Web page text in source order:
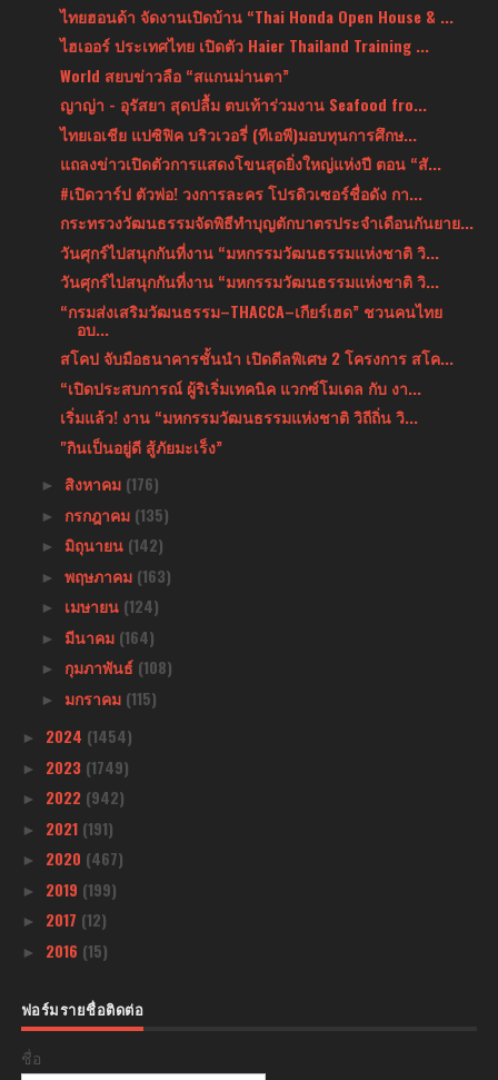
ไทยฮอนด้า จัดงานเปิดบ้าน “Thai Honda Open House & ...
ไฮเออร์ ประเทศไทย เปิดตัว Haier Thailand Training ...
World สยบข่าวลือ “สแกนม่านตา”
ญาญ่า - อุรัสยา สุดปลื้ม ตบเท้าร่วมงาน Seafood fro...
ไทยเอเชีย แปซิฟิค บริวเวอรี่ (ทีเอพี)มอบทุนการศึกษ...
แถลงข่าวเปิดตัวการแสดงโขนสุดยิ่งใหญ่แห่งปี ตอน “สั...
#เปิดวาร์ป ตัวพ่อ! วงการละคร โปรดิวเซอร์ชื่อดัง กา...
กระทรวงวัฒนธรรมจัดพิธีทำบุญตักบาตรประจำเดือนกันยาย...
วันศุกร์ไปสนุกกันที่งาน “มหกรรมวัฒนธรรมแห่งชาติ วิ...
วันศุกร์ไปสนุกกันที่งาน “มหกรรมวัฒนธรรมแห่งชาติ วิ...
“กรมส่งเสริมวัฒนธรรม–THACCA–เกียร์เฮด” ชวนคนไทย
อบ...
สโคป จับมือธนาคารชั้นนำ เปิดดีลพิเศษ 2 โครงการ สโค...
“เปิดประสบการณ์ ผู้ริเริ่มเทคนิค แวกซ์โมเดล กับ งา...
เริ่มแล้ว! งาน “มหกรรมวัฒนธรรมแห่งชาติ วิถีถิ่น วิ...
"กินเป็นอยู่ดี สู้ภัยมะเร็ง”
► สิงหาคม (176)
► กรกฎาคม (135)
► มิถุนายน (142)
► พฤษภาคม (163)
► เมษายน (124)
► มีนาคม (164)
► กุมภาพันธ์ (108)
► มกราคม (115)
► 2024 (1454)
► 2023 (1749)
► 2022 (942)
► 2021 (191)
► 2020 (467)
► 2019 (199)
► 2017 (12)
► 2016 (15)
ฟอร์มรายชื่อติดต่อ
ชื่อ